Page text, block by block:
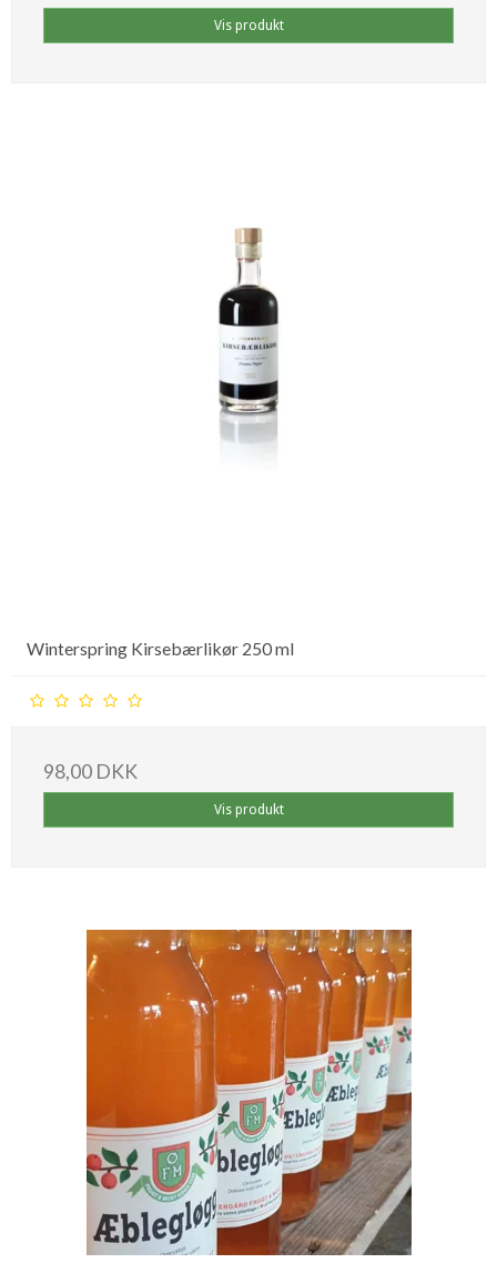
Vis produkt
Winterspring Kirsebærlikør 250 ml
98,00 DKK
Vis produkt